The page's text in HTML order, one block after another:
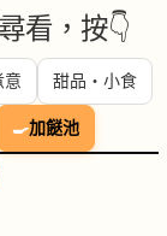
看，按👇
意 甜品・小食
🍳加餸池